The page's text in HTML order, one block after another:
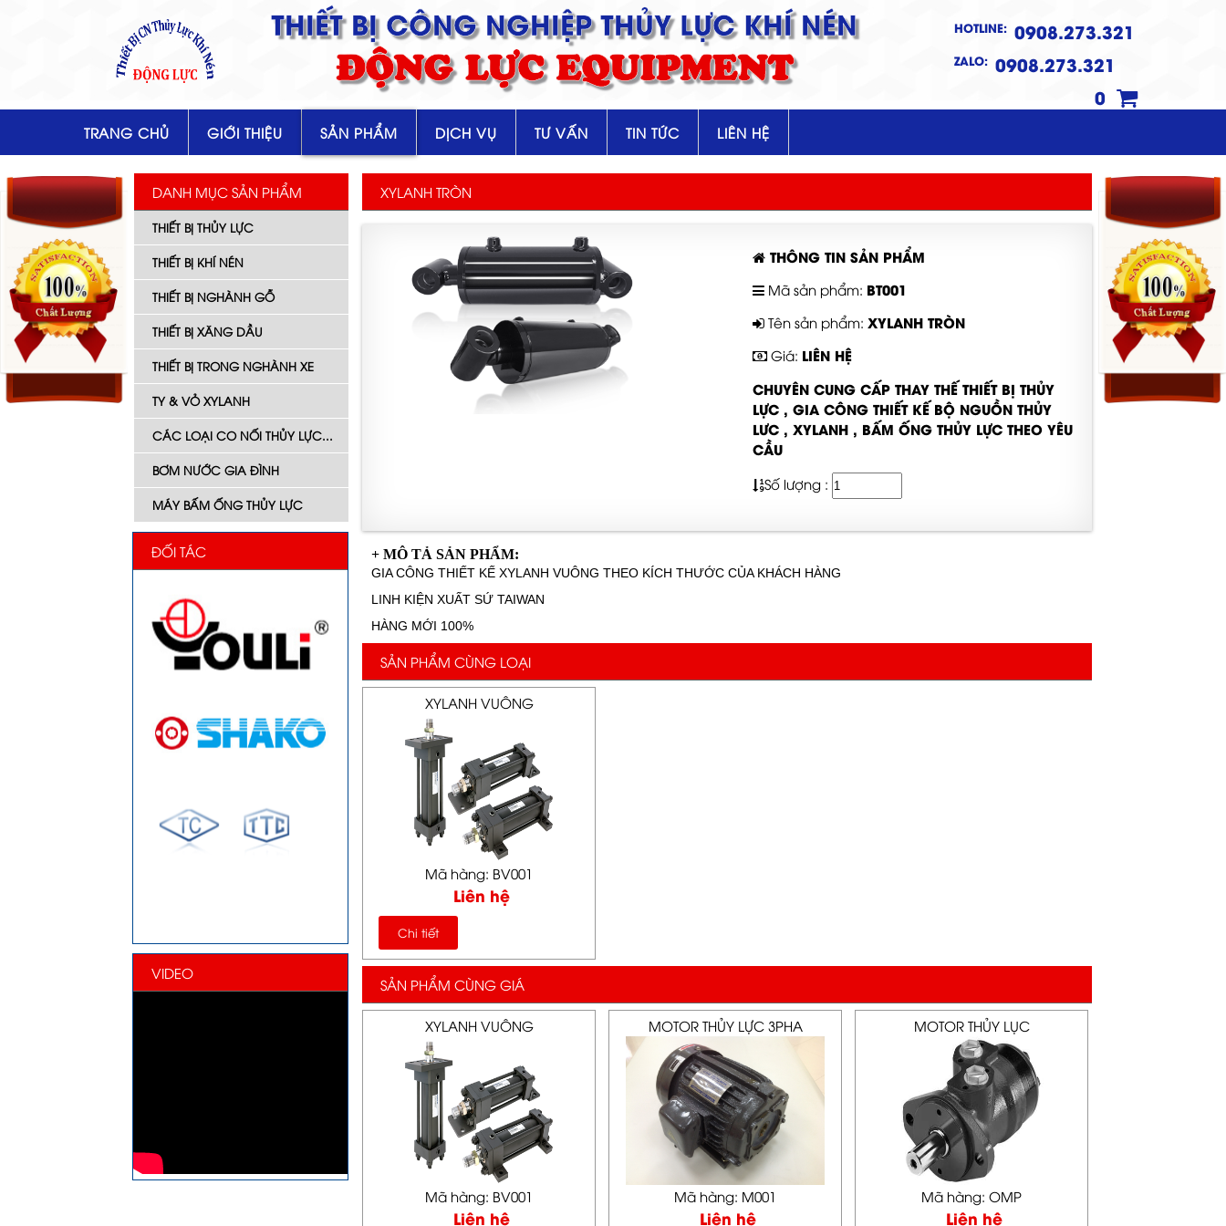
THIẾT BỊ CÔNG NGHIỆP THỦY LỰC KHÍ NÉN
ĐỘNG LỰC EQUIPMENT
HOTLINE: 0908.273.321
ZALO: 0908.273.321
0
TRANG CHỦ GIỚI THIỆU SẢN PHẨM DỊCH VỤ TƯ VẤN TIN TỨC LIÊN HỆ
DANH MỤC SẢN PHẨM
THIẾT BỊ THỦY LỰC
THIẾT BỊ KHÍ NÉN
THIẾT BỊ NGHÀNH GỖ
THIẾT BỊ XĂNG DẦU
THIẾT BỊ TRONG NGHÀNH XE
TY & VỎ XYLANH
CÁC LOẠI CO NỐI THỦY LỰC...
BƠM NƯỚC GIA ĐÌNH
MÁY BẤM ỐNG THỦY LỰC
ĐỐI TÁC
VIDEO
XYLANH TRÒN
THÔNG TIN SẢN PHẨM
Mã sản phẩm: BT001
Tên sản phẩm: XYLANH TRÒN
Giá: LIÊN HỆ
CHUYÊN CUNG CẤP THAY THẾ THIẾT BỊ THỦY
LỰC , GIA CÔNG THIẾT KẾ BỘ NGUỒN THỦY
LƯC , XYLANH , BẤM ỐNG THỦY LỰC THEO YÊU
CẦU
Số lượng :
+ MÔ TẢ SẢN PHẨM:
GIA CÔNG THIẾT KẾ XYLANH VUÔNG THEO KÍCH THƯỚC CỦA KHÁCH HÀNG
LINH KIỆN XUẤT SỨ TAIWAN
HÀNG MỚI 100%
SẢN PHẨM CÙNG LOẠI
XYLANH VUÔNG
Mã hàng: BV001
Liên hệ
Chi tiết
SẢN PHẨM CÙNG GIÁ
XYLANH VUÔNG
Mã hàng: BV001
Liên hệ
MOTOR THỦY LỰC 3PHA
Mã hàng: M001
Liên hệ
MOTOR THỦY LỤC
Mã hàng: OMP
Liên hệ